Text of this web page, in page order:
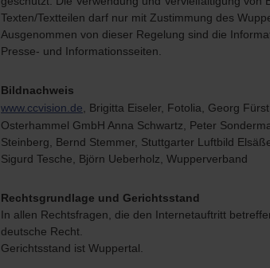
Texten/Textteilen darf nur mit Zustimmung des
Ausgenommen von dieser Regelung sind die
Presse- und Informationsseiten.
Bildnachweis
www.ccvision.de , Brigitta Eiseler, Fotolia, Georg
Osterhammel GmbH Anna Schwartz, Peter
Steinberg, Bernd Stemmer, Stuttgarter Luftbild
Sigurd Tesche, Björn Ueberholz, Wupperverband
Rechtsgrundlage und Gerichtsstand
In allen Rechtsfragen, die den Internetauftritt
deutsche Recht.
Gerichtsstand ist Wuppertal.